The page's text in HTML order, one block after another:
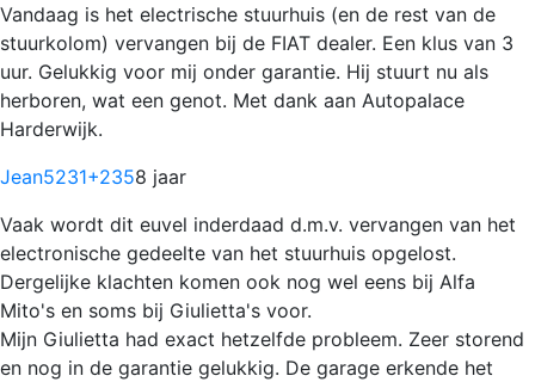
Vandaag is het electrische stuurhuis (en de rest van de
stuurkolom) vervangen bij de FIAT dealer. Een klus van 3
uur. Gelukkig voor mij onder garantie. Hij stuurt nu als
herboren, wat een genot. Met dank aan Autopalace
Harderwijk.
Jean5231+2358 jaar
Vaak wordt dit euvel inderdaad d.m.v. vervangen van het
electronische gedeelte van het stuurhuis opgelost.
Dergelijke klachten komen ook nog wel eens bij Alfa
Mito's en soms bij Giulietta's voor.
Mijn Giulietta had exact hetzelfde probleem. Zeer storend
en nog in de garantie gelukkig. De garage erkende het